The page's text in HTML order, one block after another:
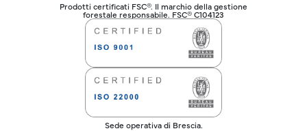
Prodotti certificati FSC®. Il marchio della gestione
forestale responsabile. FSC® C104123
Sede operativa di Brescia.